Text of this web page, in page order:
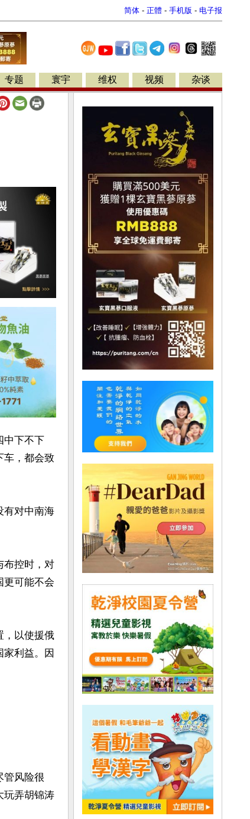
简体 - 正體 - 手机版 - 电子报
专题 寰宇 维权 视频 杂谈
中下不下
车，都会致
有对中南海
布控时，对
更可能不会
，以使援俄
利益。因
管风险很
玩弄胡锦涛